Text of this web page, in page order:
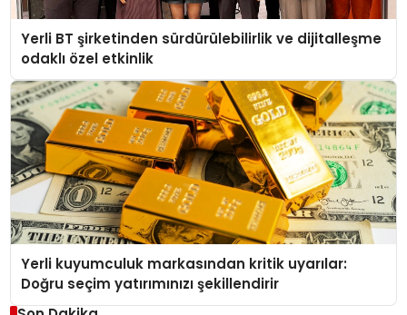
Yerli BT şirketinden sürdürülebilirlik ve dijitalleşme
odaklı özel etkinlik
Yerli kuyumculuk markasından kritik uyarılar:
Doğru seçim yatırımınızı şekillendirir